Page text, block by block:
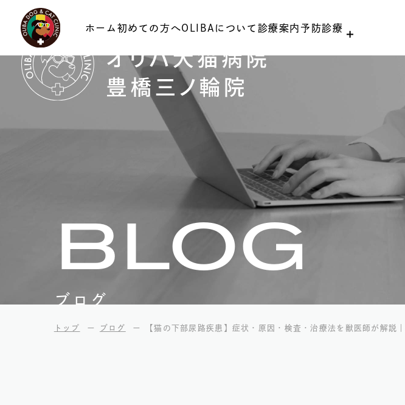
オリバ犬猫病院 豊橋三ノ輪院のブログ
ホーム 初めての方へOLIBAに ついて 診療案内 予防診療
BLOG
ブログ
トップ ブログ 【猫の下部尿路疾患】症状・原因・検査・治療法を獣医師が解説